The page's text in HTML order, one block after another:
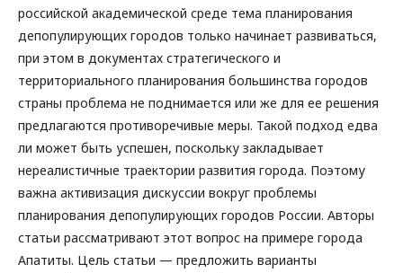
российской академической среде тема планирования
депопулирующих городов только начинает развиваться,
при этом в документах стратегического и
территориального планирования большинства городов
страны проблема не поднимается или же для ее решения
предлагаются противоречивые меры. Такой подход едва
ли может быть успешен, поскольку закладывает
нереалистичные траектории развития города. Поэтому
важна активизация дискуссии вокруг проблемы
планирования депопулирующих городов России. Авторы
статьи рассматривают этот вопрос на примере города
Апатиты. Цель статьи — предложить варианты